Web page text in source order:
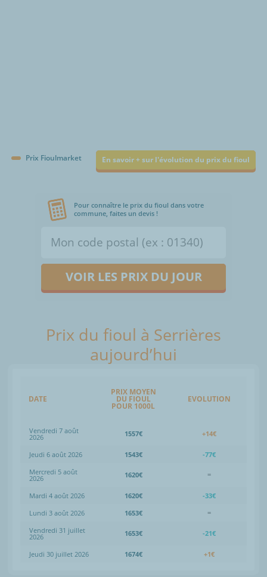
Prix Fioulmarket En savoir + sur l'évolution du prix du fioul
Pour connaître le prix du fioul dans votre
commune, faites un devis !
VOIR LES PRIX DU JOUR
Prix du fioul à Serrières
aujourd’hui
DATE
PRIX MOYEN
DU FIOUL
POUR 1000L
EVOLUTION
Vendredi 7 août
2026 1557€ +14€
Jeudi 6 août 2026 1543€
-77€
Mercredi 5 août
2026 1620€ =
Mardi 4 août 2026 1620€
-33€
Lundi 3 août 2026
1653€
=
Vendredi 31 juillet
2026 1653€ -21€
Jeudi 30 juillet 2026 1674€ +1€